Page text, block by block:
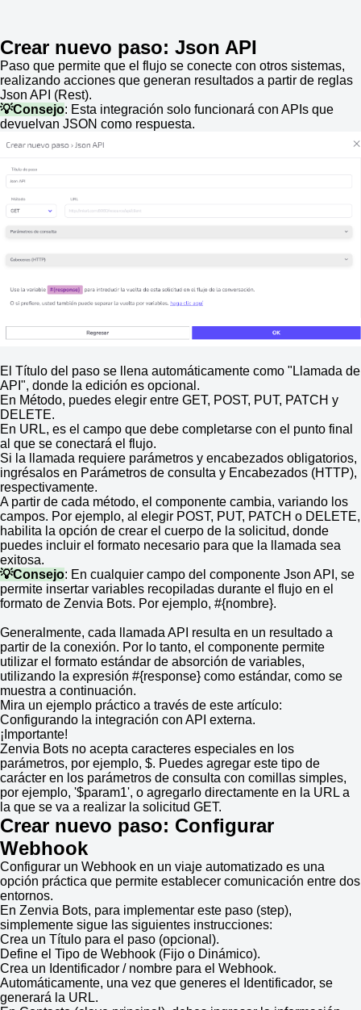
Crear nuevo paso: Json API
Paso que permite que el flujo se conecte con otros sistemas,
realizando acciones que generan resultados a partir de reglas
Json API (Rest).
💡Consejo: Esta integración solo funcionará con APIs que
devuelvan JSON como respuesta.
El Título del paso se llena automáticamente como "Llamada de
API", donde la edición es opcional.
En Método, puedes elegir entre GET, POST, PUT, PATCH y
DELETE.
En URL, es el campo que debe completarse con el punto final
al que se conectará el flujo.
Si la llamada requiere parámetros y encabezados obligatorios,
ingrésalos en Parámetros de consulta y Encabezados (HTTP),
respectivamente.
A partir de cada método, el componente cambia, variando los
campos. Por ejemplo, al elegir POST, PUT, PATCH o DELETE,
habilita la opción de crear el cuerpo de la solicitud, donde
puedes incluir el formato necesario para que la llamada sea
exitosa.
💡Consejo: En cualquier campo del componente Json API, se
permite insertar variables recopiladas durante el flujo en el
formato de Zenvia Bots. Por ejemplo, #{nombre}.
Generalmente, cada llamada API resulta en un resultado a
partir de la conexión. Por lo tanto, el componente permite
utilizar el formato estándar de absorción de variables,
utilizando la expresión #{response} como estándar, como se
muestra a continuación.
Mira un ejemplo práctico a través de este artículo:
Configurando la integración con API externa.
¡Importante!
Zenvia Bots no acepta caracteres especiales en los
parámetros, por ejemplo, $. Puedes agregar este tipo de
carácter en los parámetros de consulta con comillas simples,
por ejemplo, '$param1', o agregarlo directamente en la URL a
la que se va a realizar la solicitud GET.
Crear nuevo paso: Configurar
Webhook
Configurar un Webhook en un viaje automatizado es una
opción práctica que permite establecer comunicación entre dos
entornos.
En Zenvia Bots, para implementar este paso (step),
simplemente sigue las siguientes instrucciones:
Crea un Título para el paso (opcional).
Define el Tipo de Webhook (Fijo o Dinámico).
Crea un Identificador / nombre para el Webhook.
Automáticamente, una vez que generes el Identificador, se
generará la URL.